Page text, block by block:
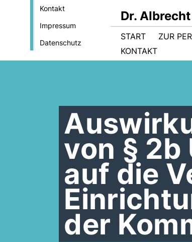
Kontakt
Impressum
Datenschutz
Dr.
START ZUR
KONTAKT
von §
auf die
der